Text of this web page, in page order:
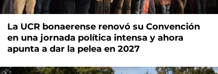
La UCR bonaerense renovó su Convención
en una jornada política intensa y ahora
apunta a dar la pelea en 2027